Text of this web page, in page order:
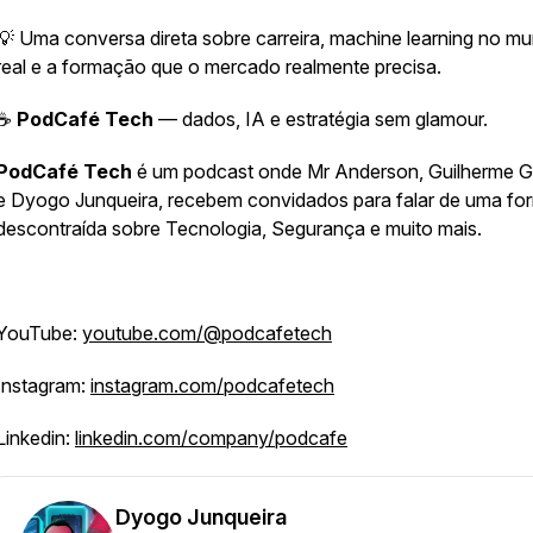
Uma conversa direta sobre carreira, machine learning no
e a formação que o mercado realmente precisa.
PodCafé Tech — dados, IA e estratégia sem glamour.
Tech é um podcast onde Mr Anderson, Guilherme
Dyogo Junqueira, recebem convidados para falar de uma
sobre Tecnologia, Segurança e muito mais.
youtube.com/@podcafetech
instagram.com/podcafetech
linkedin.com/company/podcafe
Dyogo Junqueira